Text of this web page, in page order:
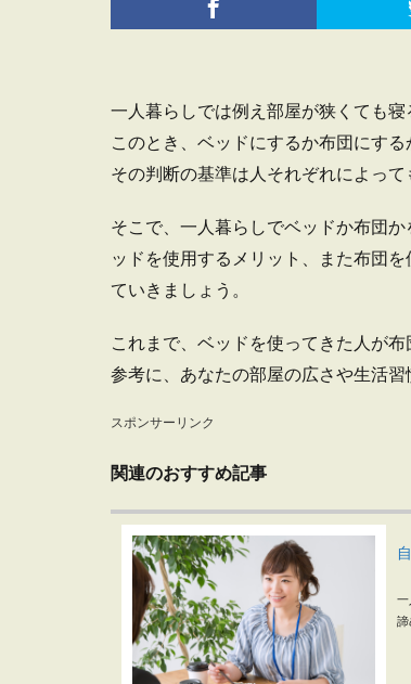
一人暮らしでは例え部屋が狭くても
このとき、ベッドにするか布団にする
その判断の基準は人それぞれによっ
そこで、一人暮らしでベッドか布団
ッドを使用するメリット、また布団
ていきましょう。
これまで、ベッドを使ってきた人が
参考に、あなたの部屋の広さや生活
スポンサーリンク
関連のおすすめ記事
一
諦